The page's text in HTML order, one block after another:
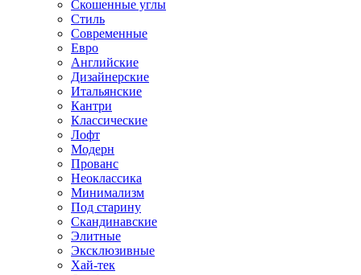
Скошенные углы
Стиль
Современные
Евро
Английские
Дизайнерские
Итальянские
Кантри
Классические
Лофт
Модерн
Прованс
Неоклассика
Минимализм
Под старину
Скандинавские
Элитные
Эксклюзивные
Хай-тек